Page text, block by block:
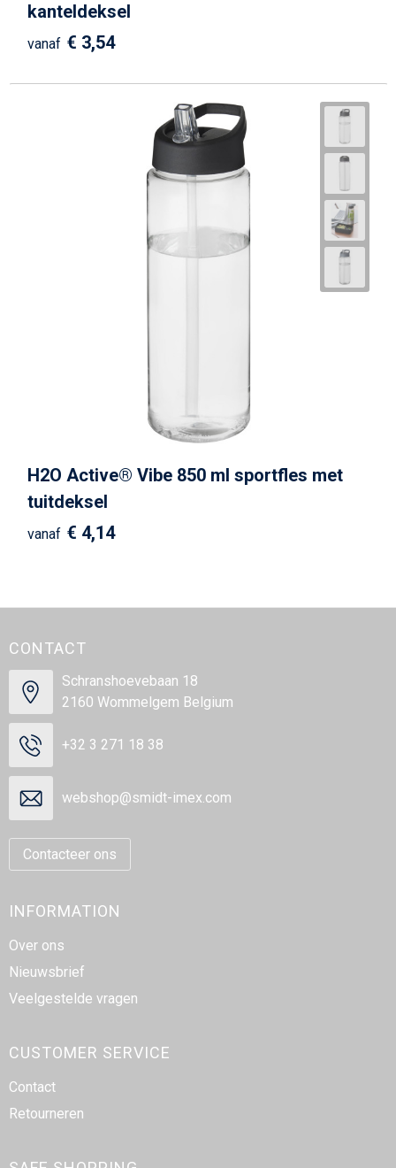
kanteldeksel
vanaf € 3,54
H2O Active® Vibe 850 ml sportfles met
tuitdeksel
vanaf € 4,14
CONTACT
Schranshoevebaan 18
2160 Wommelgem Belgium
+32 3 271 18 38
webshop@smidt-imex.com
Contacteer ons
INFORMATION
Over ons
Nieuwsbrief
Veelgestelde vragen
CUSTOMER SERVICE
Contact
Retourneren